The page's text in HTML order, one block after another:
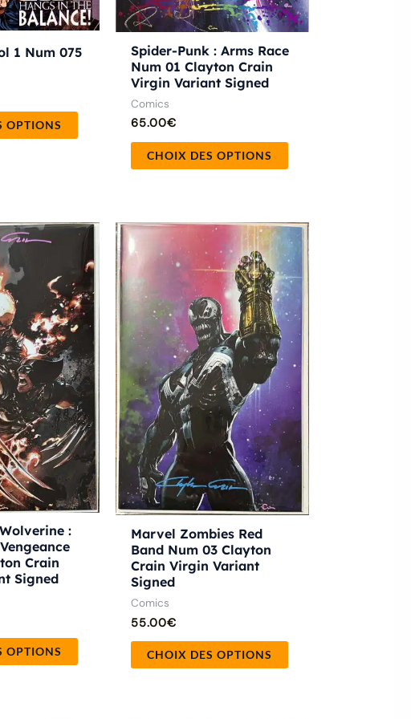
1 Num 075
OPTIONS
page
du
Spider-Punk : Arms Race
Num 01 Clayton Crain
Virgin Variant Signed
Comics
65.00€
CHOIX DES OPTIONS
page
du
:
Crain
Signed
OPTIONS
Ce
produit
a
plusieurs
variations.
Les
options
peuvent
être
choisies
sur
la
page
Marvel Zombies Red
Band Num 03 Clayton
Crain Virgin Variant
Signed
Comics
55.00€
CHOIX DES OPTIONS
Ce
produit
a
plusieurs
variations.
options
peuvent
être
choisies
sur
la
page